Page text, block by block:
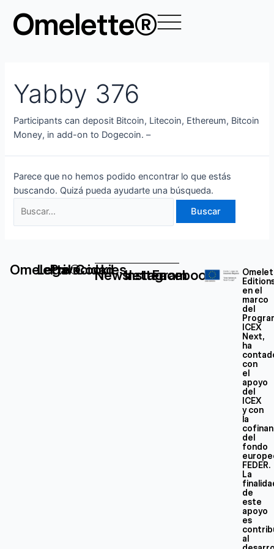
contenido
Omelette®
Yabby 376
Participants can deposit Bitcoin, Litecoin, Ethereum, Bitcoin
Money, in add-on to Dogecoin. –
Parece que no hemos podido encontrar lo que estás
buscando. Quizá pueda ayudarte una búsqueda.
por:
Omelette®
Legal
Privacidad
Cookies
Newsletter
Instagram
Facebook
en el
marco
del
ICEX
Next,
ha
con
el
apoyo
del
ICEX
y con
la
del
fondo
FEDER.
La
de
este
apoyo
es
al